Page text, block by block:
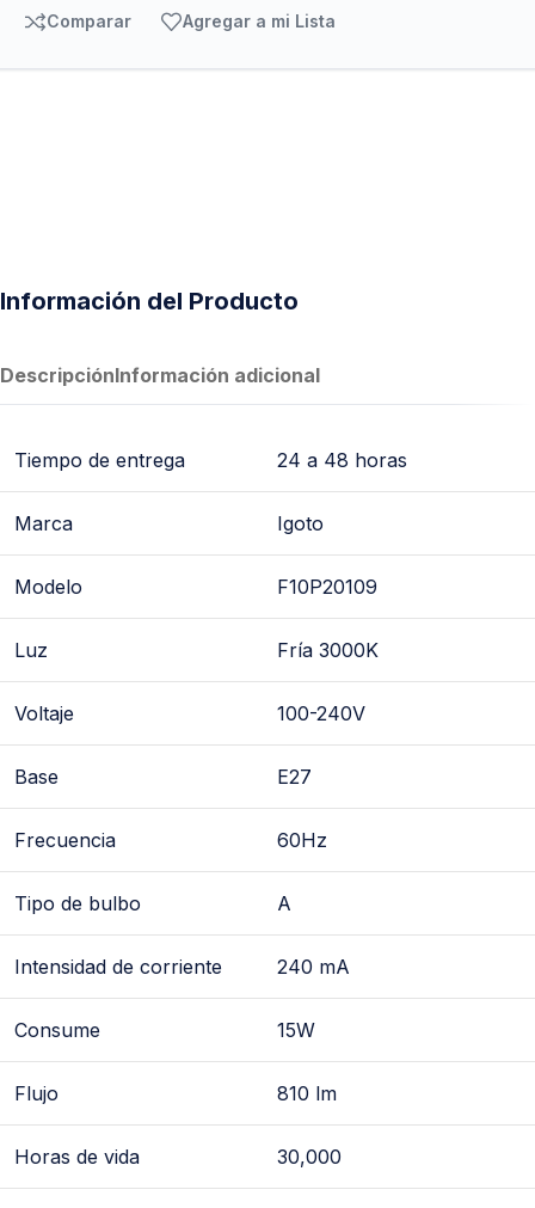
Comparar Agregar a mi Lista
Información del Producto
DescripciónInformación adicional
Tiempo de entrega 24 a 48 horas
Marca Igoto
Modelo F10P20109
Luz Fría 3000K
Voltaje 100-240V
Base E27
Frecuencia 60Hz
Tipo de bulbo A
Intensidad de corriente 240 mA
Consume 15W
Flujo 810 lm
Horas de vida 30,000